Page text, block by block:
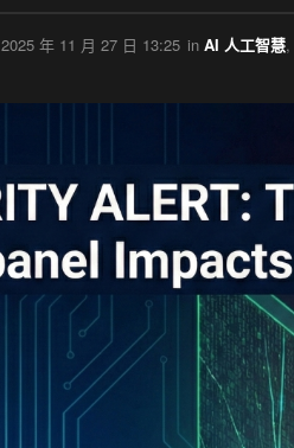
2025 年 11 月 27 日 13:25 in AI 人工智慧,